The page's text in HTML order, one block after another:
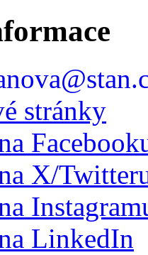
stránky
X/
LinkedIn